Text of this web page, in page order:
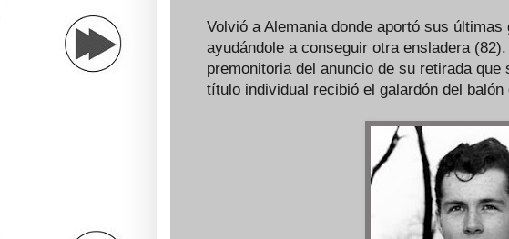
Volvió a Alemania donde aportó sus
ayudándole a conseguir otra ensladera
premonitoria del anuncio de su retirada que
título individual recibió el galardón del